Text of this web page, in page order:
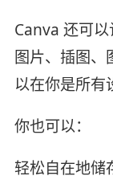
Canva 还可
图片、插图、
以在你是所有
你也可以：
轻松自在地储